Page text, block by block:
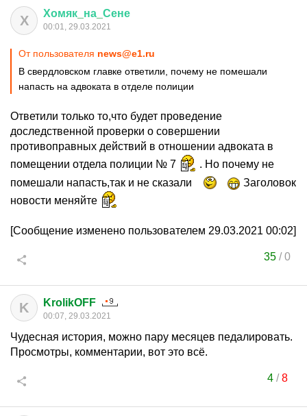
Х Хомяк на Сене
00:01, 29.03.2021
От пользователя news@e1.ru
В свердловском главке ответили, почему не помешали
напасть на адвоката в отделе полиции
Ответили только то,что будет проведение
доследственной проверки о совершении
противоправных действий в отношении адвоката в
помещении отдела полиции № 7
. Но почему не
помешали напасть,так и не сказали
Заголовок
новости меняйте
[Сообщение изменено пользователем 29.03.2021 00:02]
35 /0
K KrolikOFF
00:07, 29.03.2021
Чудесная история, можно пару месяцев педалировать.
Просмотры, комментарии, вот это всё.
4/8